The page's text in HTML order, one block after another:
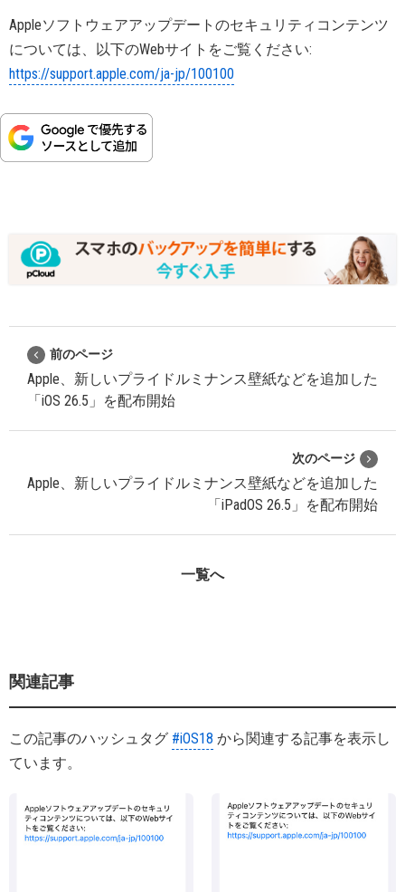
Appleソフトウェアアップデートのセキュリティコンテンツ
については、以下のWebサイトをご覧ください:
https://support.apple.com/ja-jp/100100
前のページ
Apple、新しいプライドルミナンス壁紙などを追加した
「iOS 26.5」を配布開始
次のページ
Apple、新しいプライドルミナンス壁紙などを追加した
「iPadOS 26.5」を配布開始
一覧へ
関連記事
この記事のハッシュタグ #iOS18 から関連する記事を表示し
ています。